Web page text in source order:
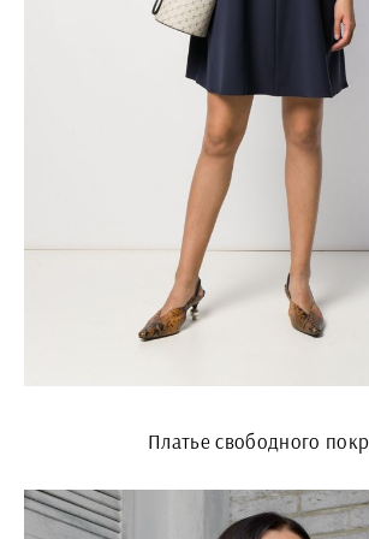
Платье свободного